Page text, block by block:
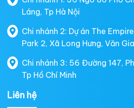
Láng, Tp Hà Nội
Chi nhánh 2: Dự án The
Park 2, Xã Long Hưng, Văn
Chi nhánh 3: 56 Đường 147,
Tp Hồ Chí Minh
Liên hệ